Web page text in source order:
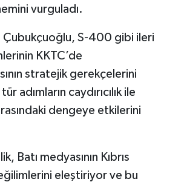
vurguladı.
Çubukçuoğlu, S-400 gibi ileri
KKTC’de
stratejik gerekçelerini
adımların caydırıcılık ile
dengeye etkilerini
Batı medyasının Kıbrıs
eleştiriyor ve bu